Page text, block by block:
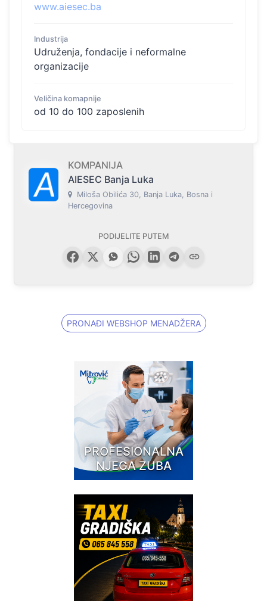
www.aiesec.ba
Industrija
Udruženja, fondacije i neformalne
organizacije
Veličina komapnije
od 10 do 100 zaposlenih
KOMPANIJA
AIESEC Banja Luka
Miloša Obilića 30, Banja Luka, Bosna i
Hercegovina
PODIJELITE PUTEM
PRONAĐI WEBSHOP MENADŽERA
PROFESIONALNA
NJEGA ZUBA